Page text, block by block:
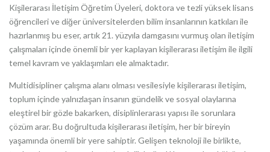
Kişilerarası İletişim Öğretim Üyeleri, doktora ve tezli yüksek lisans
öğrencileri ve diğer üniversitelerden bilim insanlarının katkıları ile
hazırlanmış bu eser, artık 21. yüzyıla damgasını vurmuş olan iletişim
çalışmaları içinde önemli bir yer kaplayan kişilerarası iletişim ile ilgili
temel kavram ve yaklaşımları ele almaktadır.
Multidisipliner çalışma alanı olması vesilesiyle kişilerarası iletişim,
toplum içinde yalnızlaşan insanın gündelik ve sosyal olaylarına
eleştirel bir gözle bakarken, disiplinlerarası yapısı ile sorunlara
çözüm arar. Bu doğrultuda kişilerarası iletişim, her bir bireyin
yaşamında önemli bir yere sahiptir. Gelişen teknoloji ile birlikte,